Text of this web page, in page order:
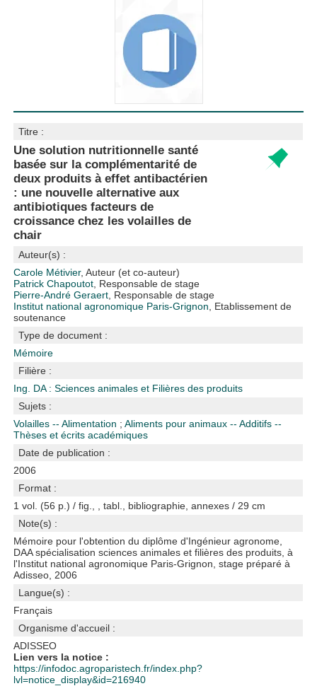
Titre :
Une solution nutritionnelle santé
basée sur la complémentarité de
deux produits à effet antibactérien
: une nouvelle alternative aux
antibiotiques facteurs de
croissance chez les volailles de
chair
Auteur(s) :
Carole Métivier, Auteur (et co-auteur)
Patrick Chapoutot , Responsable de stage
Pierre-André Geraert , Responsable de stage
Institut national agronomique Paris-Grignon , Etablissement de
soutenance
Type de document :
Mémoire
Filière :
Ing. DA : Sciences animales et Filières des produits
Sujets :
Volailles -- Alimentation ;Aliments pour animaux -- Additifs --
Thèses et écrits académiques
Date de publication :
2006
Format :
1 vol. (56 p.) / fig., , tabl., bibliographie, annexes / 29 cm
Note(s) :
Mémoire pour l'obtention du diplôme d'Ingénieur agronome,
DAA spécialisation sciences animales et filières des produits, à
l'Institut national agronomique Paris-Grignon, stage préparé à
Adisseo, 2006
Langue(s) :
Français
Organisme d'accueil :
ADISSEO
Lien vers la notice :
https://infodoc.agroparistech.fr/index.php?
lvl=notice_display&id=216940